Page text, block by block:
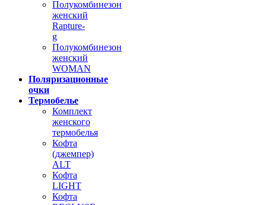
Полукомбинезон
женский
Rapture-
g
Полукомбинезон
женский
WOMAN
Поляризационные
очки
Термобелье
Комплект
женского
термобелья
Кофта
(джемпер)
ALT
Кофта
LIGHT
Кофта